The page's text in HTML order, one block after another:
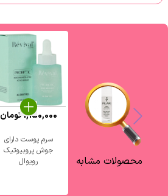
محصولات مشابه
سرم پوست دارای
جوش پروبیوتیک
رویوال
1,150,000تومان